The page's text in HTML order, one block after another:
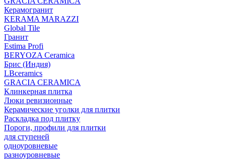
Керамогранит
KERAMA MARAZZI
Global Tile
Гранит
Estima Profi
BERYOZA Ceramica
Брис (Индия)
LBceramics
GRACIA CERAMICA
Клинкерная плитка
Люки ревизионные
Керамические уголки для плитки
Раскладка под плитку
Пороги, профили для плитки
для ступеней
одноуровневые
разноуровневые